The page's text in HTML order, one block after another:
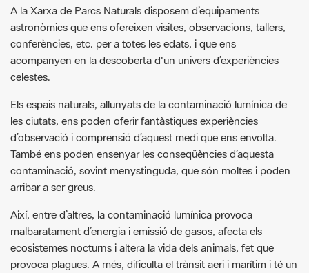
A la Xarxa de Parcs Naturals disposem d’equipaments
astronòmics que ens ofereixen visites, observacions, tallers,
conferències, etc. per a totes les edats, i que ens
acompanyen en la descoberta d'un univers d’experiències
celestes.
Els espais naturals, allunyats de la contaminació lumínica de
les ciutats, ens poden oferir fantàstiques experiències
d’observació i comprensió d’aquest medi que ens envolta.
També ens poden ensenyar les conseqüències d’aquesta
contaminació, sovint menystinguda, que són moltes i poden
arribar a ser greus.
Així, entre d’altres, la contaminació lumínica provoca
malbaratament d’energia i emissió de gasos, afecta els
ecosistemes nocturns i altera la vida dels animals, fet que
provoca plagues. A més, dificulta el trànsit aeri i marítim i té un